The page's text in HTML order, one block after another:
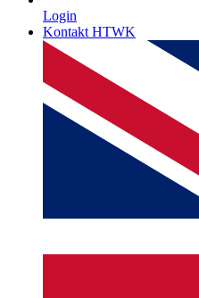
Login
Kontakt HTWK